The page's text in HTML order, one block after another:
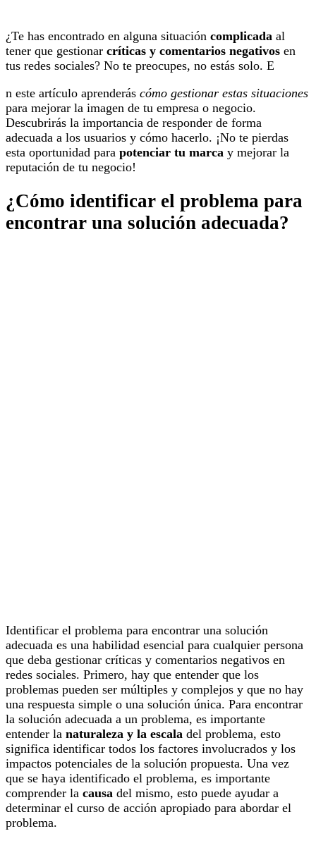
¿Te has encontrado en alguna situación complicada al
tener que gestionar críticas y comentarios negativos en
tus redes sociales? No te preocupes, no estás solo. E
n este artículo aprenderás cómo gestionar estas situaciones
para mejorar la imagen de tu empresa o negocio.
Descubrirás la importancia de responder de forma
adecuada a los usuarios y cómo hacerlo. ¡No te pierdas
esta oportunidad para potenciar tu marca y mejorar la
reputación de tu negocio!
¿Cómo identificar el problema para
encontrar una solución adecuada?
Identificar el problema para encontrar una solución
adecuada es una habilidad esencial para cualquier persona
que deba gestionar críticas y comentarios negativos en
redes sociales. Primero, hay que entender que los
problemas pueden ser múltiples y complejos y que no hay
una respuesta simple o una solución única. Para encontrar
la solución adecuada a un problema, es importante
entender la naturaleza y la escala del problema, esto
significa identificar todos los factores involucrados y los
impactos potenciales de la solución propuesta. Una vez
que se haya identificado el problema, es importante
comprender la causa del mismo, esto puede ayudar a
determinar el curso de acción apropiado para abordar el
problema.